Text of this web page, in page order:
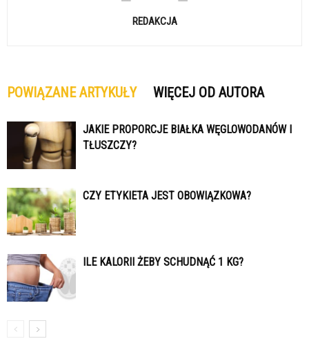
REDAKCJA
POWIĄZANE ARTYKUŁY WIĘCEJ OD AUTORA
JAKIE PROPORCJE BIAŁKA WĘGLOWODANÓW I
TŁUSZCZY?
CZY ETYKIETA JEST OBOWIĄZKOWA?
ILE KALORII ŻEBY SCHUDNĄĆ 1 KG?